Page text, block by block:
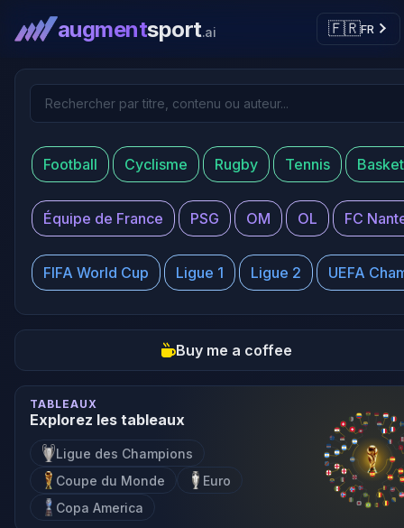
augmentsport.ai 🇫🇷FR
Football Cyclisme Rugby Tennis
Équipe de France PSG OM OL FC
FIFA World Cup Ligue 1 Ligue 2 UEFA
Buy me a coffee
TABLEAUX
Explorez les tableaux
Ligue des Champions
Coupe du Monde
Euro
Copa America